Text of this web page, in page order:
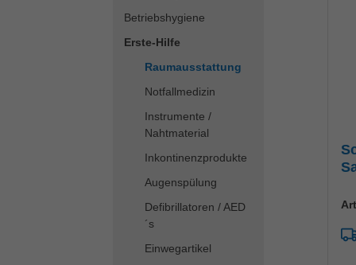
Betriebshygiene
Erste-Hilfe
Raumausstattung
Notfallmedizin
Instrumente /
Nahtmaterial
Inkontinenzprodukte
Augenspülung
Defibrillatoren / AED
´s
Einwegartikel